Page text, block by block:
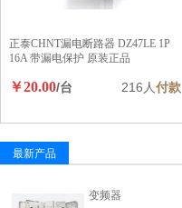
正泰CHNT漏电断路器 DZ47LE 1P
16A 带漏电保护 原装正品
￥20.00/台 216人付款
最新产品
变频器